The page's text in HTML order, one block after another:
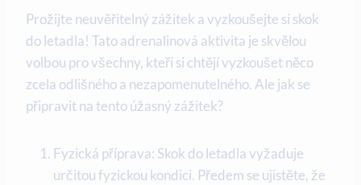
Prožijte neuvěřitelný zážitek a vyzkoušejte si skok
do letadla! Tato adrenalinová aktivita je skvělou
volbou pro všechny, kteří si chtějí vyzkoušet něco
zcela odlišného a nezapomenutelného. Ale jak se
připravit na tento úžasný zážitek?
Fyzická příprava: Skok do letadla vyžaduje
určitou fyzickou kondici. Předem se ujistěte, že